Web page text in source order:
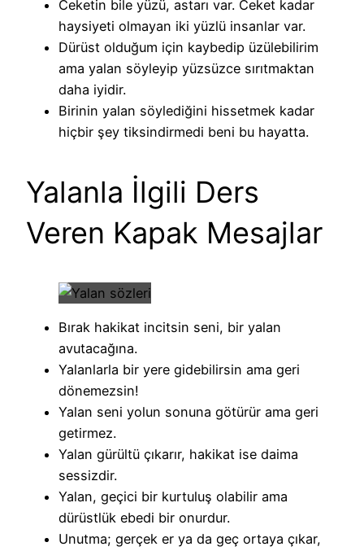
Ceketin bile yüzü, astarı var. Ceket kadar
haysiyeti olmayan iki yüzlü insanlar var.
Dürüst olduğum için kaybedip üzülebilirim
ama yalan söyleyip yüzsüzce sırıtmaktan
daha iyidir.
Birinin yalan söylediğini hissetmek kadar
hiçbir şey tiksindirmedi beni bu hayatta.
Yalanla İlgili Ders
Veren Kapak Mesajlar
Bırak hakikat incitsin seni, bir yalan
avutacağına.
Yalanlarla bir yere gidebilirsin ama geri
dönemezsin!
Yalan seni yolun sonuna götürür ama geri
getirmez.
Yalan gürültü çıkarır, hakikat ise daima
sessizdir.
Yalan, geçici bir kurtuluş olabilir ama
dürüstlük ebedi bir onurdur.
Unutma; gerçek er ya da geç ortaya çıkar,